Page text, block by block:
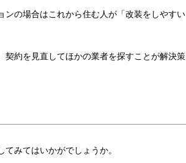
ンの場合はこれから住む人が「改装をしやすい
約を見直してほかの業者を探すことが解決策
みてはいかがでしょうか。